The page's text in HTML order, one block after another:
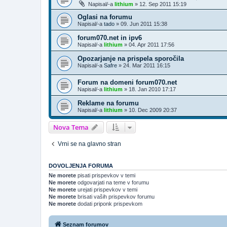
Napisal/-a lithium » 12. Sep 2011 15:19
Oglasi na forumu
Napisal/-a tado » 09. Jun 2011 15:38
forum070.net in ipv6
Napisal/-a lithium » 04. Apr 2011 17:56
Opozarjanje na prispela sporočila
Napisal/-a Safre » 24. Mar 2011 16:15
Forum na domeni forum070.net
Napisal/-a lithium » 18. Jan 2010 17:17
Reklame na forumu
Napisal/-a lithium » 10. Dec 2009 20:37
Nova Tema
Vrni se na glavno stran
DOVOLJENJA FORUMA
Ne morete pisati prispevkov v temi
Ne morete odgovarjati na teme v forumu
Ne morete urejati prispevkov v temi
Ne morete brisati vaših prispevkov forumu
Ne morete dodati priponk prispevkom
Seznam forumov